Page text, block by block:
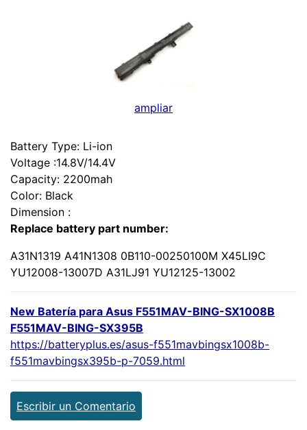
ampliar
Battery Type: Li-ion
Voltage :14.8V/14.4V
Capacity: 2200mah
Color: Black
Dimension :
Replace battery part number:
A31N1319 A41N1308 0B110-00250100M X45LI9C
YU12008-13007D A31LJ91 YU12125-13002
New Batería para Asus F551MAV-BING-SX1008B
F551MAV-BING-SX395B
https://batteryplus.es/asus-f551mavbingsx1008b-
f551mavbingsx395b-p-7059.html
Escribir un Comentario